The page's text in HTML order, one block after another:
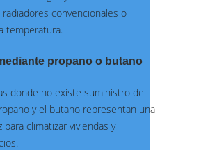
convencionales o
temperatura.
propano o butano
donde no existe suministro de
y el butano representan una
para climatizar viviendas y